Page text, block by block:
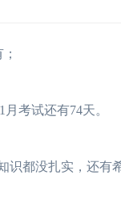
考试还有74天。
识都没扎实，还有